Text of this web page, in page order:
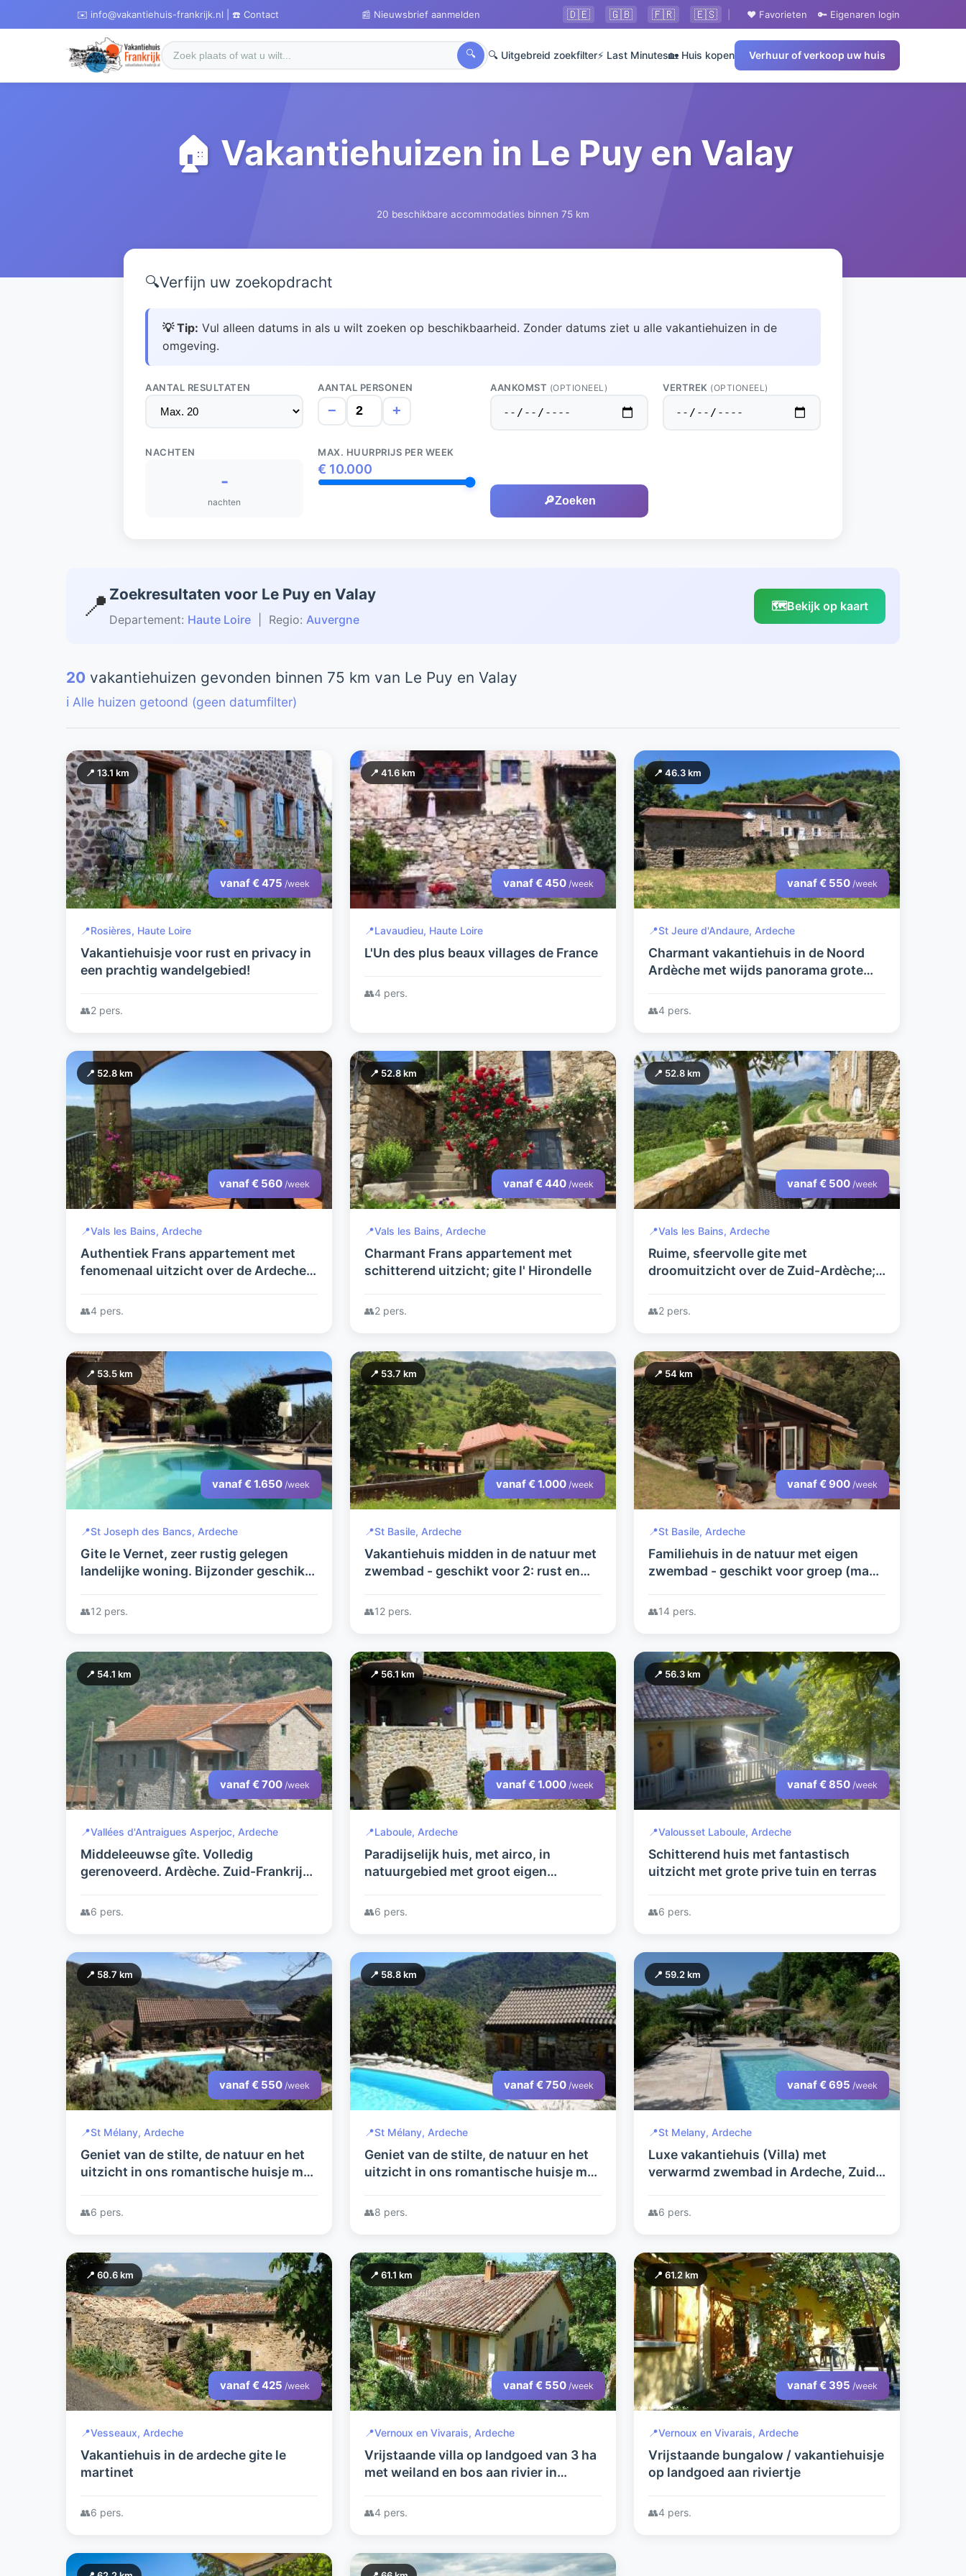
✉️ info@vakantiehuis-frankrijk.nl | ☎️ Contact 📰 Nieuwsbrief aanmelden 🇩🇪 🇬🇧 🇫🇷 🇪🇸 ❤️ Favorieten 🔑 Eigenaren login
🔍 🔍 Uitgebreid zoekfilter⚡ Last Minutes🏡 Huis kopen Verhuur of verkoop uw huis
🏠 Vakantiehuizen in Le Puy en Valay
20 beschikbare accommodaties binnen 75 km
🔍Verfijn uw zoekopdracht
💡 Tip: Vul alleen datums in als u wilt zoeken op beschikbaarheid. Zonder datums ziet u alle vakantiehuizen in de
omgeving.
AANTAL RESULTATEN AANTAL PERSONEN
− +
AANKOMST (OPTIONEEL) VERTREK (OPTIONEEL)
NACHTEN
-
nachten
MAX. HUURPRIJS PER WEEK
€ 10.000
🔎Zoeken
📍 Zoekresultaten voor Le Puy en Valay
Departement: Haute Loire | Regio: Auvergne
🗺️Bekijk op kaart
20 vakantiehuizen gevonden binnen 75 km van Le Puy en Valay
ℹ️ Alle huizen getoond (geen datumfilter)
📍 13.1 km
vanaf € 475 /week
📍Rosières, Haute Loire
Vakantiehuisje voor rust en privacy in
een prachtig wandelgebied!
👥2 pers.
📍 41.6 km
vanaf € 450 /week
📍Lavaudieu, Haute Loire
L'Un des plus beaux villages de France
👥4 pers.
📍 46.3 km
vanaf € 550 /week
📍St Jeure d'Andaure, Ardeche
Charmant vakantiehuis in de Noord
Ardèche met wijds panorama grote
uilen en krekels... ervaar het ritme van
👥4 pers.
📍 52.8 km
vanaf € 560 /week
📍Vals les Bains, Ardeche
Authentiek Frans appartement met
fenomenaal uitzicht over de Ardeche;
👥4 pers.
📍 52.8 km
vanaf € 440 /week
📍Vals les Bains, Ardeche
Charmant Frans appartement met
schitterend uitzicht; gite l' Hirondelle
👥2 pers.
📍 52.8 km
vanaf € 500 /week
📍Vals les Bains, Ardeche
Ruime, sfeervolle gite met
droomuitzicht over de Zuid-Ardèche;
👥2 pers.
📍 53.5 km
vanaf € 1.650 /week
📍St Joseph des Bancs, Ardeche
Gite le Vernet, zeer rustig gelegen
landelijke woning. Bijzonder geschikt
👥12 pers.
📍 53.7 km
vanaf € 1.000 /week
📍St Basile, Ardeche
Vakantiehuis midden in de natuur met
zwembad - geschikt voor 2: rust en
avontuur voor kinderen en honden
👥12 pers.
📍 54 km
vanaf € 900 /week
📍St Basile, Ardeche
Familiehuis in de natuur met eigen
zwembad - geschikt voor groep (max.
tweeën
👥14 pers.
📍 54.1 km
vanaf € 700 /week
📍Vallées d'Antraigues Asperjoc, Ardeche
Middeleeuwse gîte. Volledig
gerenoveerd. Ardèche. Zuid-Frankrijk.
Maximaal 1 huisdier.
👥6 pers.
📍 56.1 km
vanaf € 1.000 /week
📍Laboule, Ardeche
Paradijselijk huis, met airco, in
natuurgebied met groot eigen
👥6 pers.
📍 56.3 km
vanaf € 850 /week
📍Valousset Laboule, Ardeche
Schitterend huis met fantastisch
uitzicht met grote prive tuin en terras
👥6 pers.
📍 58.7 km
vanaf € 550 /week
📍St Mélany, Ardeche
Geniet van de stilte, de natuur en het
uitzicht in ons romantische huisje met
👥6 pers.
📍 58.8 km
vanaf € 750 /week
📍St Mélany, Ardeche
Geniet van de stilte, de natuur en het
uitzicht in ons romantische huisje met
👥8 pers.
📍 59.2 km
vanaf € 695 /week
📍St Melany, Ardeche
Luxe vakantiehuis (Villa) met
verwarmd zwembad in Ardeche, Zuid
👥6 pers.
📍 60.6 km
vanaf € 425 /week
📍Vesseaux, Ardeche
Vakantiehuis in de ardeche gite le
martinet
👥6 pers.
📍 61.1 km
vanaf € 550 /week
📍Vernoux en Vivarais, Ardeche
Vrijstaande villa op landgoed van 3 ha
met weiland en bos aan rivier in
👥4 pers.
📍 61.2 km
vanaf € 395 /week
📍Vernoux en Vivarais, Ardeche
Vrijstaande bungalow / vakantiehuisje
op landgoed aan riviertje
👥4 pers.